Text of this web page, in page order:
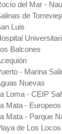
del Mar -
de
Luis
Balcones
- Marina
Nuevas
Loma - CEIP
Mata - Europeos
Mata - Parque
de Los Locos